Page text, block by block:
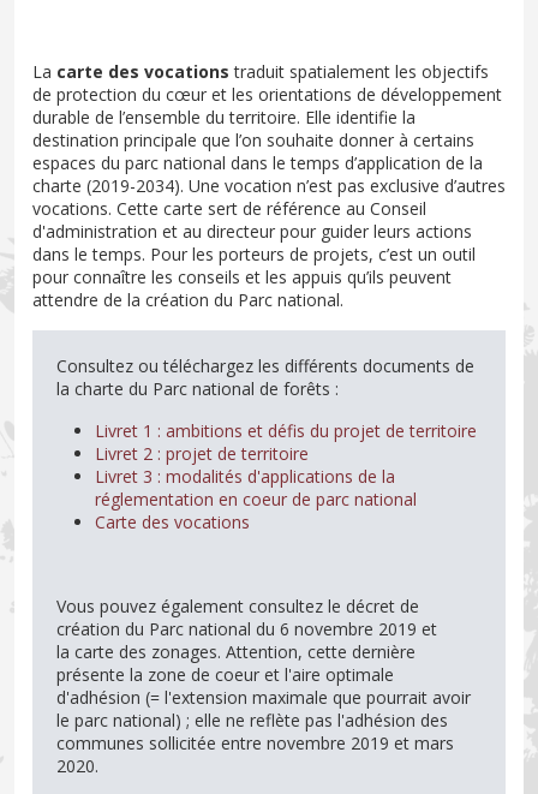
La carte des vocationstraduit spatialement les objectifs
de protection du cœur et les orientations de développement
durable de l’ensemble du territoire. Elle identifie la
destination principale que l’on souhaite donner à certains
espaces du parc national dans le temps d’application de la
charte (2019-2034). Une vocation n’est pas exclusive d’autres
vocations. Cette carte sert de référence au Conseil
d'administration et au directeur pour guider leurs actions
dans le temps. Pour les porteurs de projets, c’est un outil
pour connaître les conseils et les appuis qu’ils peuvent
attendre de la création du Parc national.
Consultez ou téléchargez les différents documents de
la charte du Parc national de forêts :
Livret 1 : ambitions et défis du projet de territoire
Livret 2 : projet de territoire
Livret 3 : modalités d'applications de la
réglementation en coeur de parc national
Carte des vocations
Vous pouvez également consultez le décret de
création du Parc national du 6 novembre 2019 et
la carte des zonages. Attention, cette dernière
présente la zone de coeur et l'aire optimale
d'adhésion (= l'extension maximale que pourrait avoir
le parc national) ; elle ne reflète pas l'adhésion des
communes sollicitée entre novembre 2019 et mars
2020.